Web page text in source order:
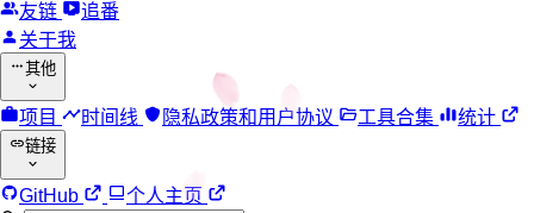
友链
追番
关于我
其他
项目 时间线 隐私政策和用户协议 工具合集 统计
链接
GitHub 个人主页